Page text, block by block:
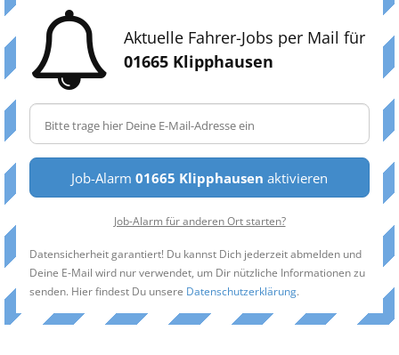
Aktuelle Fahrer-Jobs per Mail für
01665 Klipphausen
Job-Alarm 01665 Klipphausen aktivieren
Job-Alarm für anderen Ort starten?
Datensicherheit garantiert! Du kannst Dich jederzeit abmelden und
Deine E-Mail wird nur verwendet, um Dir nützliche Informationen zu
senden. Hier findest Du unsere Datenschutzerklärung.